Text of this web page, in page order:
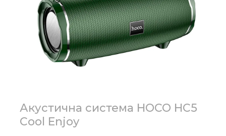
Акустична система HOCO HC5
Cool Enjoy